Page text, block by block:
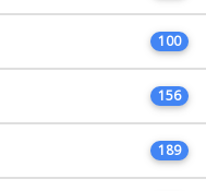
100
156
189